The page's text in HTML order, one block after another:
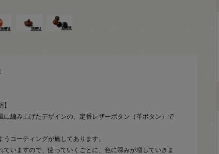
】
に編み上げたデザインの、定番レザーボタン（革ボタン）で
うコーティングが施してあります。
ていますので、使っていくごとに、色に深みが増していきま